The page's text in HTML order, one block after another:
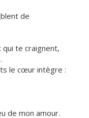
blent de
qui te craignent,
le cœur intègre :
de mon amour.